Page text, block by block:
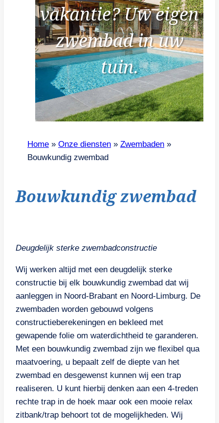
vakantie? Uw eigen
zwembad in uw
tuin.
Home » Onze diensten » Zwembaden »
Bouwkundig zwembad
Bouwkundig zwembad
Deugdelijk sterke zwembadconstructie
Wij werken altijd met een deugdelijk sterke
constructie bij elk bouwkundig zwembad dat wij
aanleggen in Noord-Brabant en Noord-Limburg. De
zwembaden worden gebouwd volgens
constructieberekeningen en bekleed met
gewapende folie om waterdichtheid te garanderen.
Met een bouwkundig zwembad zijn we flexibel qua
maatvoering, u bepaalt zelf de diepte van het
zwembad en desgewenst kunnen wij een trap
realiseren. U kunt hierbij denken aan een 4-treden
rechte trap in de hoek maar ook een mooie relax
zitbank/trap behoort tot de mogelijkheden. Wij